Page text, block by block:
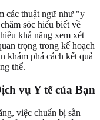
các thuật ngữ như "y
sóc hiểu biết về
khả năng xem xét
trọng trong kế hoạch
khám phá cách kết quả
thể.
vụ Y tế của Bạn
việc chuẩn bị sẵn